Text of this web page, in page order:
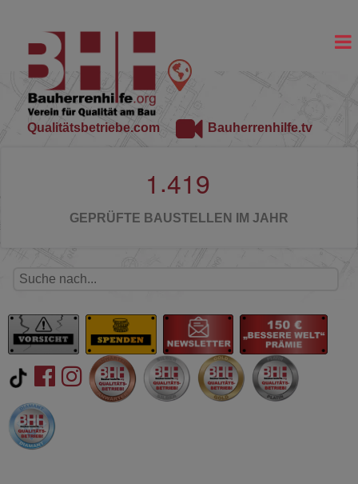
Qualitätsbetriebe.com Bauherrenhilfe.tv
1 .419
GEPRÜFTE BAUSTELLEN IM JAHR